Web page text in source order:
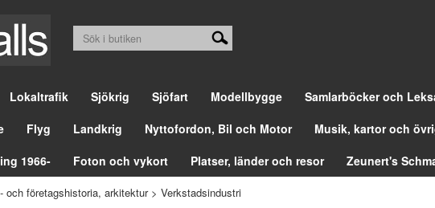
Lokaltrafik Sjökrig Sjöfart Modellbygge Samlarböcker och
Flyg Landkrig Nyttofordon, Bil och Motor Musik, kartor och
1966-
Foton och vykort Platser, länder och resor Zeunert's
och företagshistoria, arkitektur> Verkstadsindustri